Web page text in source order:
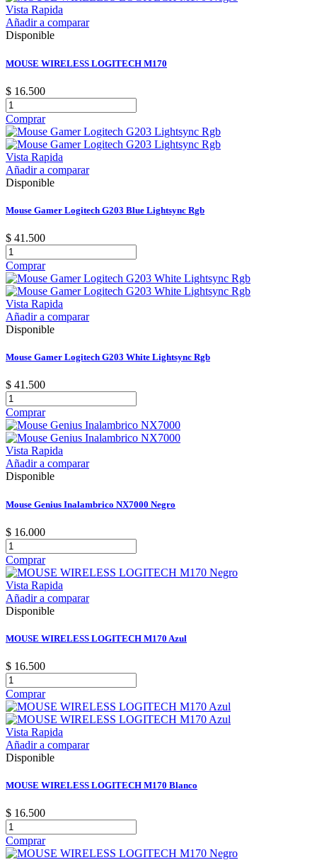
Vista Rapida
Añadir a comparar
Disponible
MOUSE WIRELESS LOGITECH M170
$ 16.500
Comprar
Vista Rapida
Añadir a comparar
Disponible
Mouse Gamer Logitech G203 Blue Lightsync Rgb
$ 41.500
Comprar
Vista Rapida
Añadir a comparar
Disponible
Mouse Gamer Logitech G203 White Lightsync Rgb
$ 41.500
Comprar
Vista Rapida
Añadir a comparar
Disponible
Mouse Genius Inalambrico NX7000 Negro
$ 16.000
Comprar
Vista Rapida
Añadir a comparar
Disponible
MOUSE WIRELESS LOGITECH M170 Azul
$ 16.500
Comprar
Vista Rapida
Añadir a comparar
Disponible
MOUSE WIRELESS LOGITECH M170 Blanco
$ 16.500
Comprar